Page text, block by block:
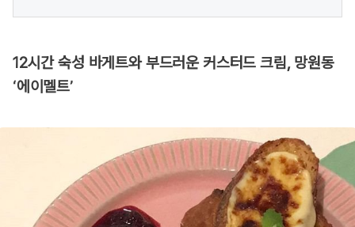
12시간 숙성 바게트와 부드러운 커스터드 크림, 망원동
‘에이멜트’